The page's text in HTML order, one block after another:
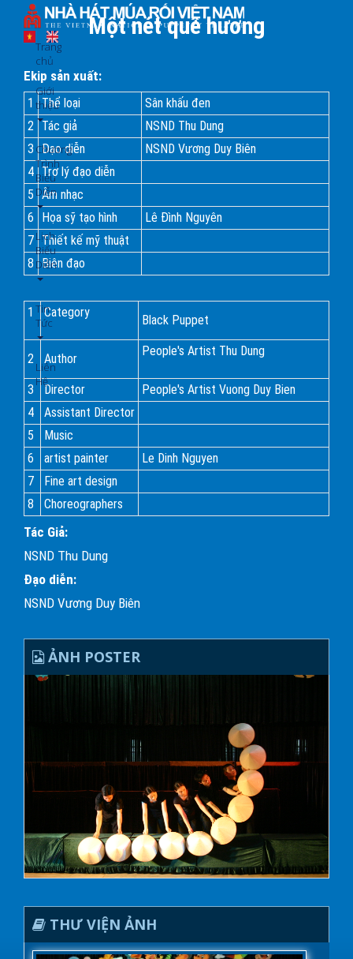
Trang
chủ
Giới
thiệu
Chương
Trình
Biểu
Diễn
Lịch
Biểu
Diễn
Tin
Tức
Liên
Hệ
Một nét quê hương
Ekip sản xuất:
1 Thể loại
Sân khấu đen
2 Tác giả
NSND Thu Dung
3
Đạo diễn
NSND Vương Duy Biên
4 Trợ lý đạo diễn
5 Âm nhạc
6
Họa sỹ tạo hình
Lê Đình Nguyên
7 Thiết kế mỹ thuật
8
Biên đạo
1 Category
Black Puppet
2 Author
People's Artist Thu Dung
3 Director
People's Artist Vuong Duy Bien
4
Assistant Director
5
Music
6
artist painter
Le Dinh Nguyen
7
Fine art design
8
Choreographers
Tác Giả:
NSND Thu Dung
Đạo diễn:
NSND Vương Duy Biên
ẢNH POSTER
THƯ VIỆN ẢNH